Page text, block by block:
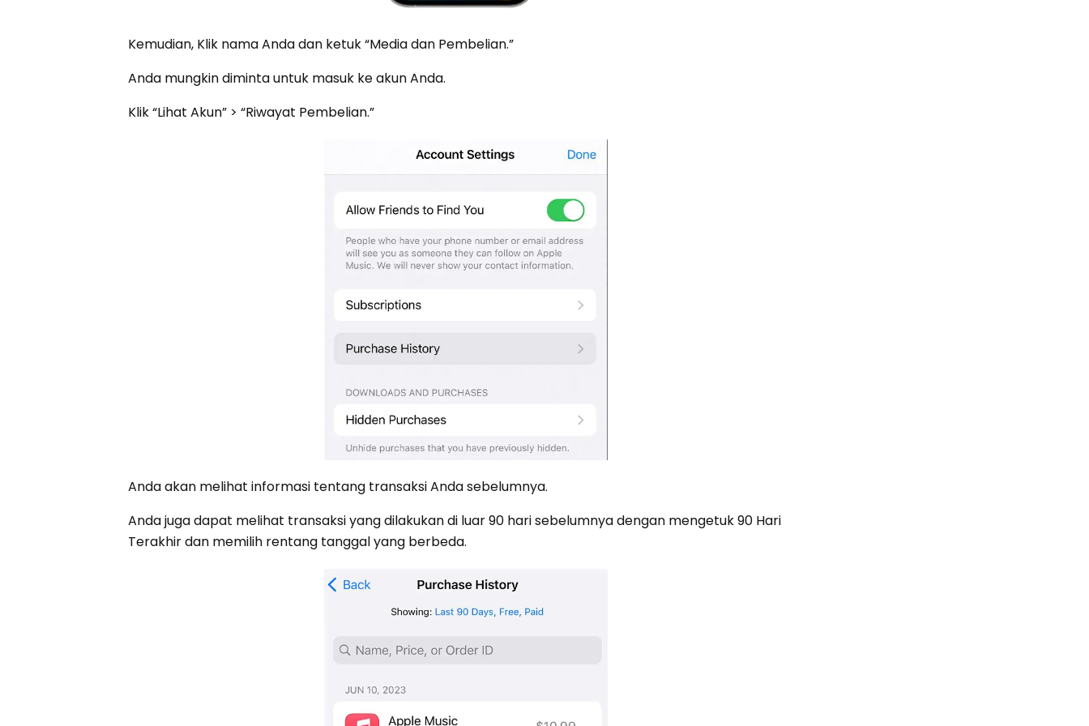
Kemudian, Klik nama Anda dan ketuk “Media dan Pembelian.”
Anda mungkin diminta untuk masuk ke akun Anda.
Klik “Lihat Akun” > “Riwayat Pembelian.”
Anda akan melihat informasi tentang transaksi Anda sebelumnya.
Anda juga dapat melihat transaksi yang dilakukan di luar 90 hari sebelumnya dengan mengetuk 90 Hari
Terakhir dan memilih rentang tanggal yang berbeda.